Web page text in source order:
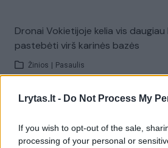
Lrytas.lt - Do Not Process My
If you wish to opt-out of the sale,
processing of your personal or
Dronai Vokietijoje kelia vis daugiau
pastebėti virš karinės bazės
Žinios Pasaulis
Visi įrašai